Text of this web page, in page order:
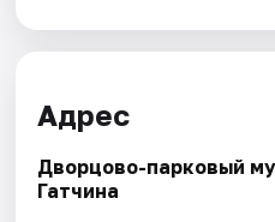
Адрес
Дворцово-парковый
Гатчина